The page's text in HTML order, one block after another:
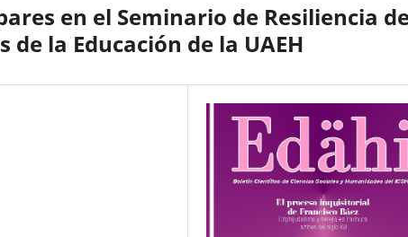
en el Seminario de Resiliencia
de la Educación de la UAEH